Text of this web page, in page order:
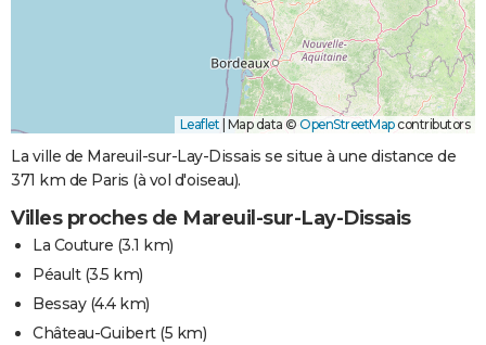
Leaflet Map data © OpenStreetMapcontributors
La ville de Mareuil-sur-Lay-Dissais se situe à une distance de
371 km de Paris (à vol d'oiseau).
Villes proches de Mareuil-sur-Lay-Dissais
La Couture (3.1 km)
Péault(3.5 km)
Bessay(4.4 km)
Château-Guibert(5 km)